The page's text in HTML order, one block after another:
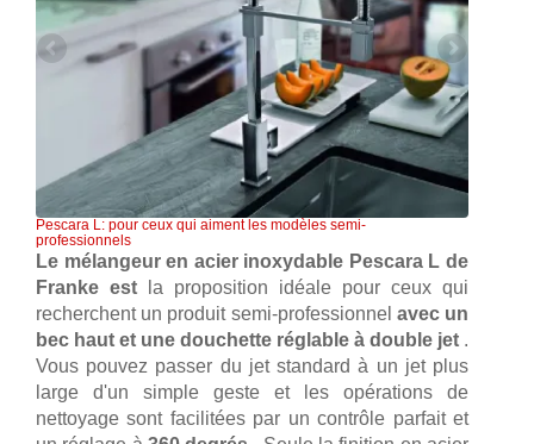
Pescara L: pour ceux qui aiment les modèles semi-
professionnels
Le mélangeur en acier inoxydable Pescara L de
Franke est la proposition idéale pour ceux qui
recherchent un produit semi-professionnel avec un
bec haut et une douchette réglable à double jet .
Vous pouvez passer du jet standard à un jet plus
large d'un simple geste et les opérations de
nettoyage sont facilitées par un contrôle parfait et